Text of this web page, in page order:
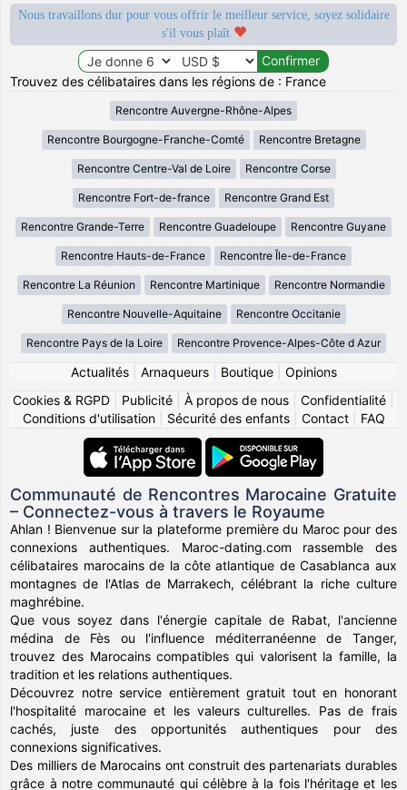
Nous travaillons dur pour vous offrir le meilleur service, soyez solidaire
s'il vous plaît
Trouvez des célibataires dans les régions de : France
Rencontre Auvergne-Rhône-Alpes
Rencontre Bourgogne-Franche-Comté Rencontre Bretagne
Rencontre Centre-Val de Loire Rencontre Corse
Rencontre Fort-de-france Rencontre Grand Est
Rencontre Grande-Terre Rencontre Guadeloupe Rencontre Guyane
Rencontre Hauts-de-France Rencontre Île-de-France
Rencontre La Réunion Rencontre Martinique Rencontre Normandie
Rencontre Nouvelle-Aquitaine Rencontre Occitanie
Rencontre Pays de la Loire Rencontre Provence-Alpes-Côte d Azur
Actualités| Arnaqueurs| Boutique| Opinions
Cookies & RGPD
Publicité À propos de nous Confidentialité
Conditions d'utilisation| Sécurité des enfants| Contact| FAQ
Communauté de Rencontres Marocaine Gratuite
– Connectez-vous à travers le Royaume
Ahlan ! Bienvenue sur la plateforme première du Maroc pour des
connexions authentiques. Maroc-dating.com rassemble des
célibataires marocains de la côte atlantique de Casablanca aux
montagnes de l'Atlas de Marrakech, célébrant la riche culture
maghrébine.
Que vous soyez dans l'énergie capitale de Rabat, l'ancienne
médina de Fès ou l'influence méditerranéenne de Tanger,
trouvez des Marocains compatibles qui valorisent la famille, la
tradition et les relations authentiques.
Découvrez notre service entièrement gratuit tout en honorant
l'hospitalité marocaine et les valeurs culturelles. Pas de frais
cachés, juste des opportunités authentiques pour des
connexions significatives.
Des milliers de Marocains ont construit des partenariats durables
grâce à notre communauté qui célèbre à la fois l'héritage et les